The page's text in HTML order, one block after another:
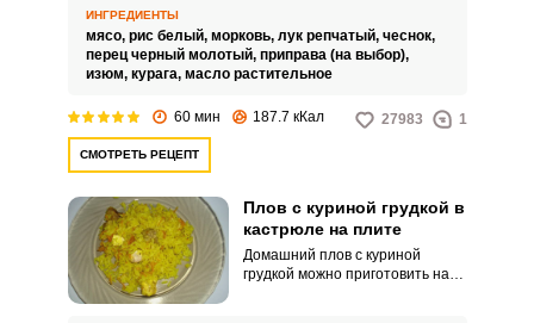
ИНГРЕДИЕНТЫ
мясо, рис белый, морковь, лук репчатый, чеснок,
перец черный молотый, приправа (на выбор),
изюм, курага, масло растительное
60 мин 187.7 кКал 27983 1
СМОТРЕТЬ РЕЦЕПТ
Плов с куриной грудкой в
кастрюле на плите
Домашний плов с куриной
грудкой можно приготовить на